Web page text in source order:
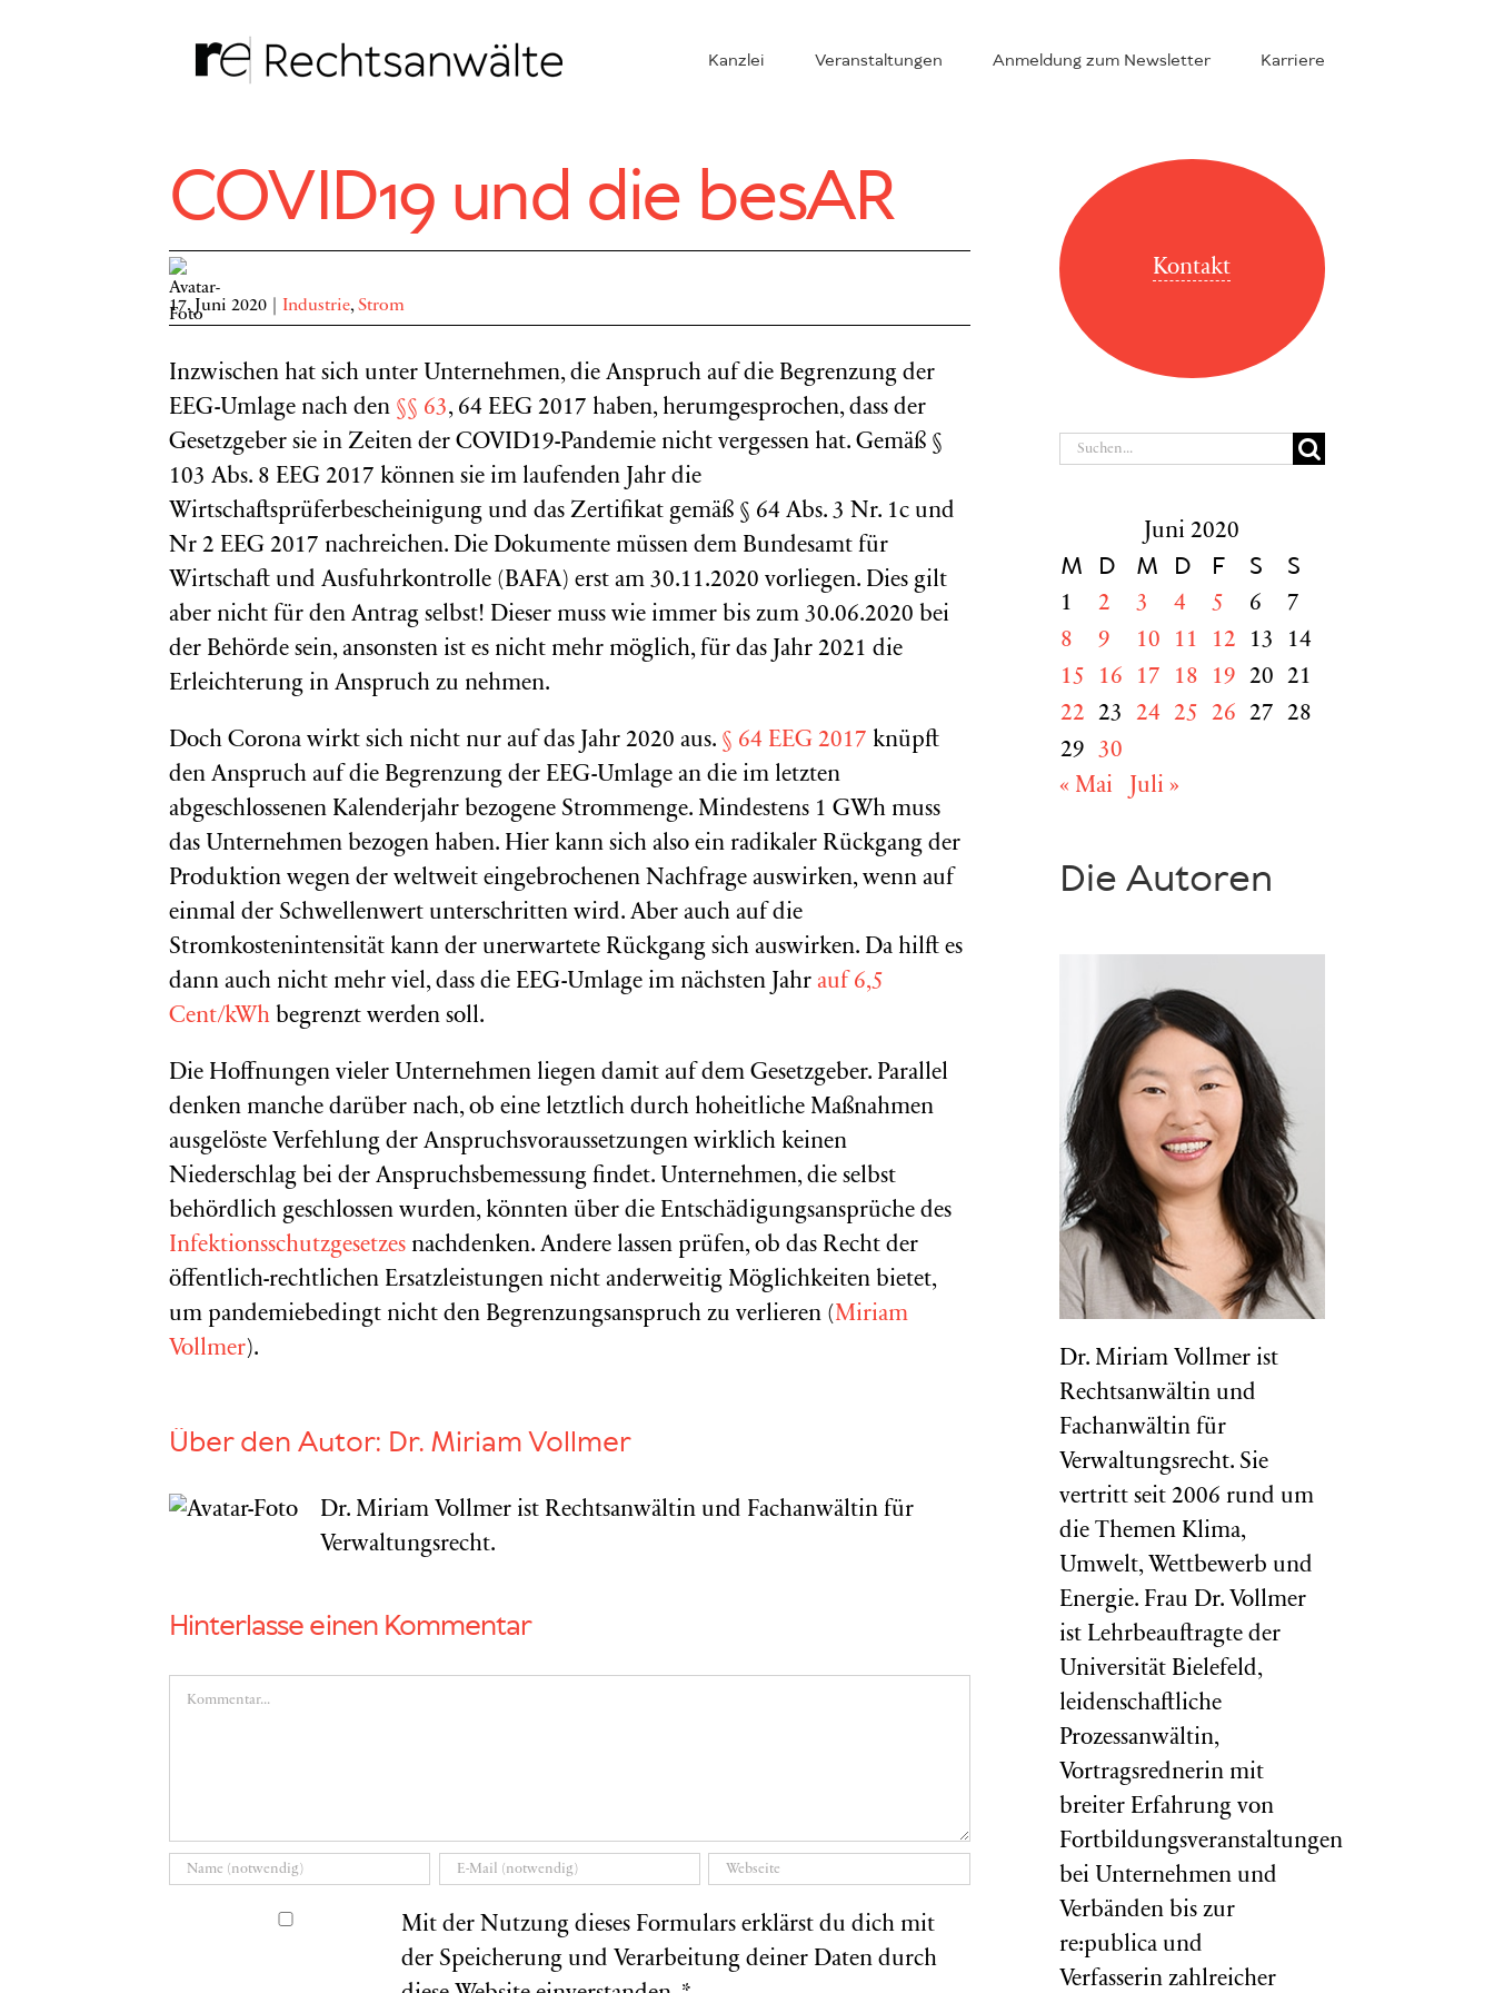
Kanzlei Veranstaltungen Anmeldung zum Newsletter Karriere
COVID19 und die besAR
17. Juni 2020 Industrie, Strom
Inzwischen hat sich unter Unternehmen, die Anspruch auf die Begrenzung der
EEG-Umlage nach den §§ 63, 64 EEG 2017 haben, herumgesprochen, dass der
Gesetzgeber sie in Zeiten der COVID19-Pandemie nicht vergessen hat. Gemäß §
103 Abs. 8 EEG 2017 können sie im laufenden Jahr die
Wirtschaftsprüferbescheinigung und das Zertifikat gemäß § 64 Abs. 3 Nr. 1c und
Nr 2 EEG 2017 nachreichen. Die Dokumente müssen dem Bundesamt für
Wirtschaft und Ausfuhrkontrolle (BAFA) erst am 30.11.2020 vorliegen. Dies gilt
aber nicht für den Antrag selbst! Dieser muss wie immer bis zum 30.06.2020 bei
der Behörde sein, ansonsten ist es nicht mehr möglich, für das Jahr 2021 die
Erleichterung in Anspruch zu nehmen.
Doch Corona wirkt sich nicht nur auf das Jahr 2020 aus. § 64 EEG 2017 knüpft
den Anspruch auf die Begrenzung der EEG-Umlage an die im letzten
abgeschlossenen Kalenderjahr bezogene Strommenge. Mindestens 1 GWh muss
das Unternehmen bezogen haben. Hier kann sich also ein radikaler Rückgang der
Produktion wegen der weltweit eingebrochenen Nachfrage auswirken, wenn auf
einmal der Schwellenwert unterschritten wird. Aber auch auf die
Stromkostenintensität kann der unerwartete Rückgang sich auswirken. Da hilft es
dann auch nicht mehr viel, dass die EEG-Umlage im nächsten Jahr auf 6,5
Cent/kWh begrenzt werden soll.
Die Hoffnungen vieler Unternehmen liegen damit auf dem Gesetzgeber. Parallel
denken manche darüber nach, ob eine letztlich durch hoheitliche Maßnahmen
ausgelöste Verfehlung der Anspruchsvoraussetzungen wirklich keinen
Niederschlag bei der Anspruchsbemessung findet. Unternehmen, die selbst
behördlich geschlossen wurden, könnten über die Entschädigungsansprüche des
Infektionsschutzgesetzes nachdenken. Andere lassen prüfen, ob das Recht der
öffentlich-rechtlichen Ersatzleistungen nicht anderweitig Möglichkeiten bietet,
um pandemiebedingt nicht den Begrenzungsanspruch zu verlieren (Miriam
Vollmer).
Über den Autor: Dr. Miriam Vollmer
Dr. Miriam Vollmer ist Rechtsanwältin und Fachanwältin für
Verwaltungsrecht.
Hinterlasse einen Kommentar
Kommentar
Mit der Nutzung dieses Formulars erklärst du dich mit
der Speicherung und Verarbeitung deiner Daten durch
Kontakt
Suche
Juni 2020
M D M D F S S
1 2 3 4 5 6
7
8
9 10 11 12 13
14
15
16 17 18 19 20
21
22
23 24 25 26 27
28
29
30
« Mai
Juli »
Die Autoren
Dr. Miriam Vollmer ist
Rechtsanwältin und
Fachanwältin für
Verwaltungsrecht. Sie
vertritt seit 2006 rund um
die Themen Klima,
Umwelt, Wettbewerb und
Energie. Frau Dr. Vollmer
ist Lehrbeauftragte der
Universität Bielefeld,
leidenschaftliche
Prozessanwältin,
Vortragsrednerin mit
breiter Erfahrung von
Fortbildungsveranstaltungen
bei Unternehmen und
Verbänden bis zur
re:publica und
Verfasserin zahlreicher